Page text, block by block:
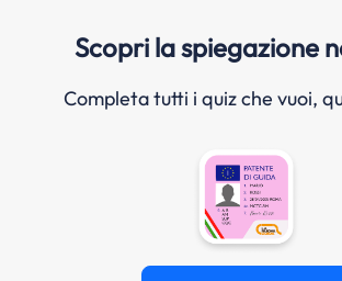
Scopri la spiegazione
Completa tutti i quiz che vuoi,